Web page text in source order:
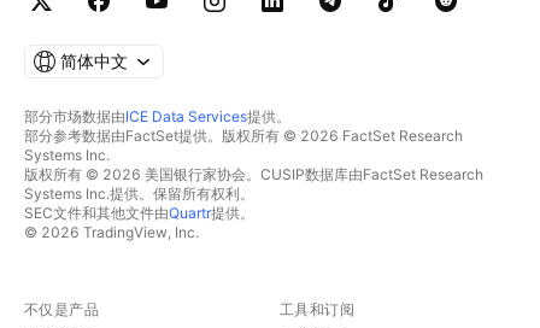
简体中文
部分市场数据由ICE Data Services提供。
部分参考数据由FactSet提供。版权所有 © 2026 FactSet Research
Systems Inc.
版权所有 © 2026 美国银行家协会。CUSIP数据库由FactSet Research
Systems Inc.提供。保留所有权利。
SEC文件和其他文件由Quartr提供。
© 2026 TradingView, Inc.
不仅是产品 工具和订阅